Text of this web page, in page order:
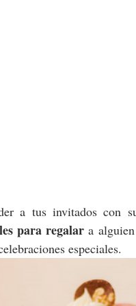
a tus invitados con
para regalar a
especiales.